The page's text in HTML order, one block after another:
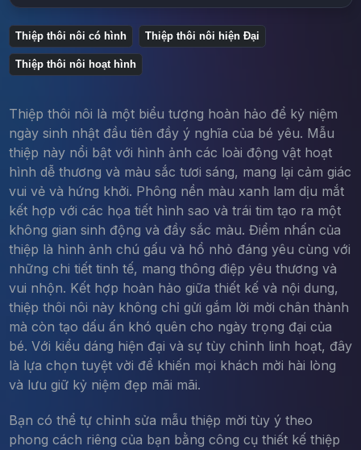
Thiệp thôi nôi có hình Thiệp thôi nôi hiện Đại
Thiệp thôi nôi hoạt hình
Thiệp thôi nôi là một biểu tượng hoàn hảo để kỷ niệm
ngày sinh nhật đầu tiên đầy ý nghĩa của bé yêu. Mẫu
thiệp này nổi bật với hình ảnh các loài động vật hoạt
hình dễ thương và màu sắc tươi sáng, mang lại cảm giác
vui vẻ và hứng khởi. Phông nền màu xanh lam dịu mắt
kết hợp với các họa tiết hình sao và trái tim tạo ra một
không gian sinh động và đầy sắc màu. Điểm nhấn của
thiệp là hình ảnh chú gấu và hổ nhỏ đáng yêu cùng với
những chi tiết tinh tế, mang thông điệp yêu thương và
vui nhộn. Kết hợp hoàn hảo giữa thiết kế và nội dung,
thiệp thôi nôi này không chỉ gửi gắm lời mời chân thành
mà còn tạo dấu ấn khó quên cho ngày trọng đại của
bé. Với kiểu dáng hiện đại và sự tùy chỉnh linh hoạt, đây
là lựa chọn tuyệt vời để khiến mọi khách mời hài lòng
và lưu giữ kỷ niệm đẹp mãi mãi.
Bạn có thể tự chỉnh sửa mẫu thiệp mời tùy ý theo
phong cách riêng của bạn bằng công cụ thiết kế thiệp